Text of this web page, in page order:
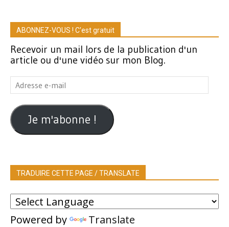
ABONNEZ-VOUS ! C'est gratuit
Recevoir un mail lors de la publication d'un
article ou d'une vidéo sur mon Blog.
Adresse
e-
mail
Je m'abonne !
TRADUIRE CETTE PAGE / TRANSLATE
Powered by Translate